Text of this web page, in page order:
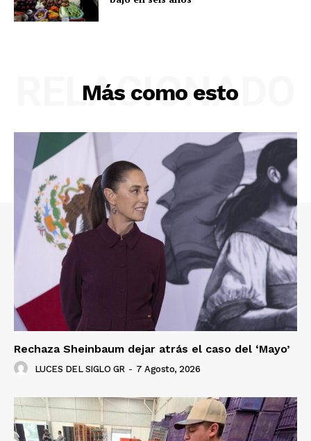
Más como esto
RELACIONADO
Rechaza Sheinbaum dejar atrás el caso del ‘Mayo’
LUCES DEL SIGLO GR - 7 Agosto, 2026